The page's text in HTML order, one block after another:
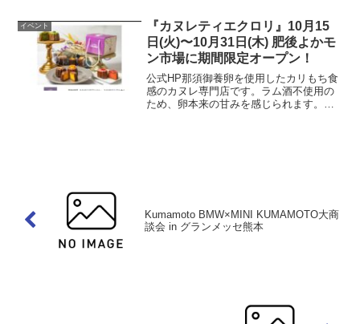
ください。（外部...
イベント
『カヌレティエクロリ』10月15
日(火)〜10月31日(木) 肥後よかモ
ン市場に期間限定オープン！
公式HP那須御養卵を使用したカリもち食
感のカヌレ専門店です。ラム酒不使用の
ため、卵本来の甘みを感じられます。ハ
Kumamoto BMW×MINI KUMAMOTO大商
談会 in グランメッセ熊本